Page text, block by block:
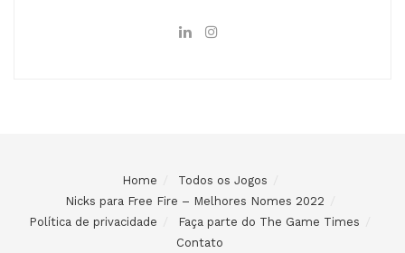
Home
Todos os Jogos
Nicks para Free Fire – Melhores Nomes 2022
Política de privacidade
Faça parte do The Game Times
Contato